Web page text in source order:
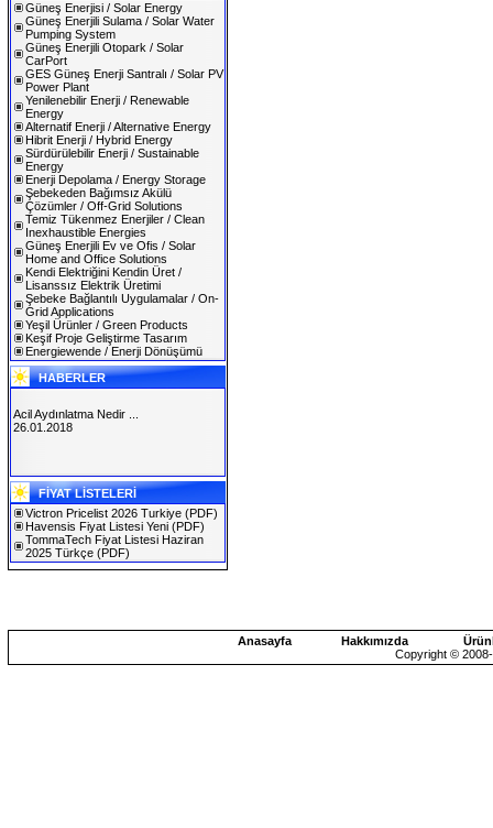
Güneş Enerjisi / Solar Energy
Güneş Enerjili Sulama / Solar Water
Pumping System
Güneş Enerjili Otopark / Solar
CarPort
GES Güneş Enerji Santralı / Solar PV
Power Plant
Yenilenebilir Enerji / Renewable
Energy
Alternatif Enerji / Alternative Energy
Hibrit Enerji / Hybrid Energy
Sürdürülebilir Enerji / Sustainable
Energy
Enerji Depolama / Energy Storage
Şebekeden Bağımsız Akülü
Çözümler / Off-Grid Solutions
Temiz Tükenmez Enerjiler / Clean
Inexhaustible Energies
Güneş Enerjili Ev ve Ofis / Solar
Home and Office Solutions
Kendi Elektriğini Kendin Üret /
Lisanssız Elektrik Üretimi
Şebeke Bağlantılı Uygulamalar / On-
Grid Applications
Yeşil Ürünler / Green Products
Keşif Proje Geliştirme Tasarım
Energiewende / Enerji Dönüşümü
HABERLER
SOLAREX ISTANBUL 2019
30.01.2019
Acil Aydınlatma Nedir ...
26.01.2018
FİYAT LİSTELERİ
Victron Pricelist 2026 Turkiye (PDF)
Havensis Fiyat Listesi Yeni (PDF)
TommaTech Fiyat Listesi Haziran
2025 Türkçe (PDF)
Anasayfa Hakkımızda
Copyright ©